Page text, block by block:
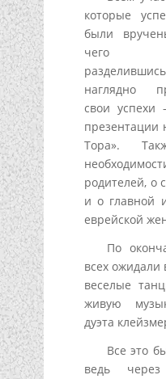
которые
были
чего
наглядно
свои успехи
презентации
Тора».
родителей, о
и о главной
еврейской
По
всех ожидали
веселые
живую
дуэта
Все это
ведь